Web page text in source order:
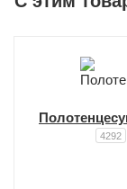
4292